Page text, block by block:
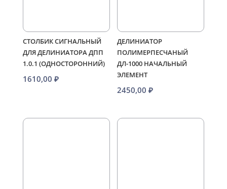
СТОЛБИК СИГНАЛЬНЫЙ
ДЛЯ ДЕЛИНИАТОРА ДПП
1.0.1 (ОДНОСТОРОННИЙ)
1610,00 ₽
ДЕЛИНИАТОР
ПОЛИМЕРПЕСЧАНЫЙ
ДЛ-1000 НАЧАЛЬНЫЙ
ЭЛЕМЕНТ
2450,00₽